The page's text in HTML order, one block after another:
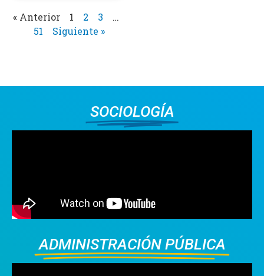
« Anterior 1 2 3
…
51
Siguiente »
SOCIOLOGÍA
ADMINISTRACIÓN PÚBLICA